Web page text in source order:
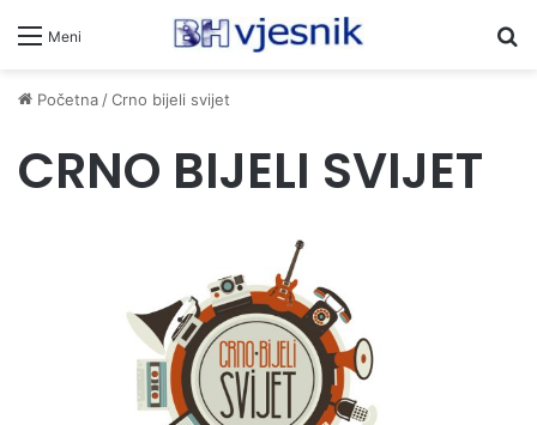
Meni
Početna/Crno bijeli svijet
CRNO BIJELI SVIJET